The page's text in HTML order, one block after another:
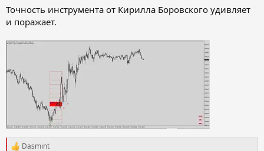
Точность инструмента от Кирилла Боровского удивляет
и поражает.
Dasmint